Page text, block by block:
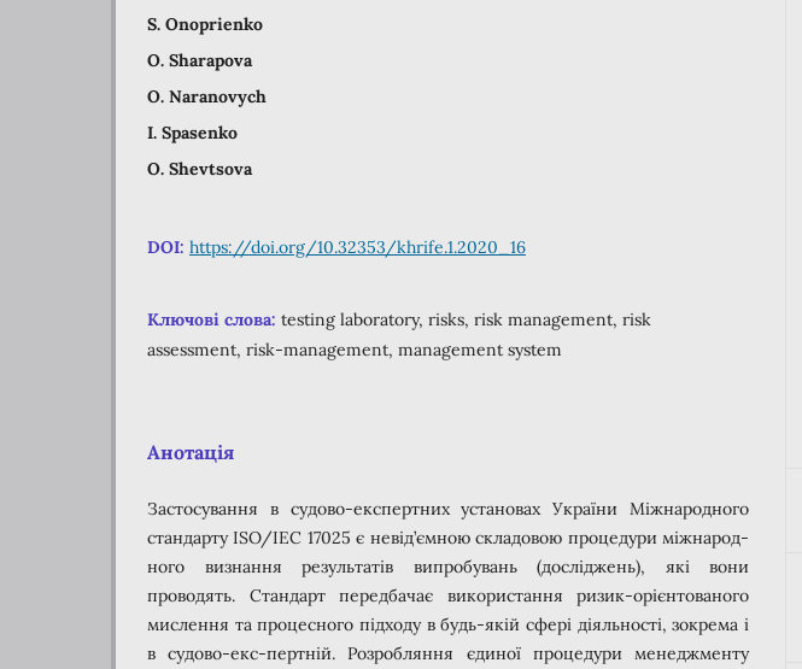
S. Onoprienko
O. Sharapova
O. Naranovych
I. Spasenko
О. Shevtsova
DOI: https://doi.org/10.32353/khrife.1.2020_16
Ключові слова: testing laboratory, risks, risk management, risk
assessment, risk-management, management system
Анотація
Застосування в судово-експертних установах України Міжнародного
стандарту ISO/IEC 17025 є невід’ємною складовою процедури міжнарод-
ного визнання результатів випробувань (досліджень), які вони
проводять. Стандарт передбачає використання ризик-орієнтованого
мислення та процесного підходу в будь-якій сфері діяльності, зокрема і
в судово-екс-пертній. Розробляння єдиної процедури менеджменту